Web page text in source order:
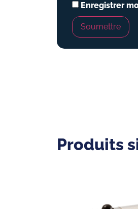
Enregistrer
Produits